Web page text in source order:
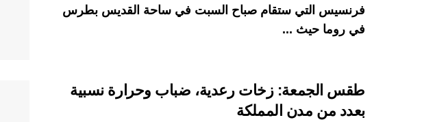
فرنسيس التي ستقام صباح السبت في ساحة القديس بطرس
في روما حيث ...
طقس الجمعة: زخات رعدية، ضباب وحرارة نسبية
بعدد من مدن المملكة